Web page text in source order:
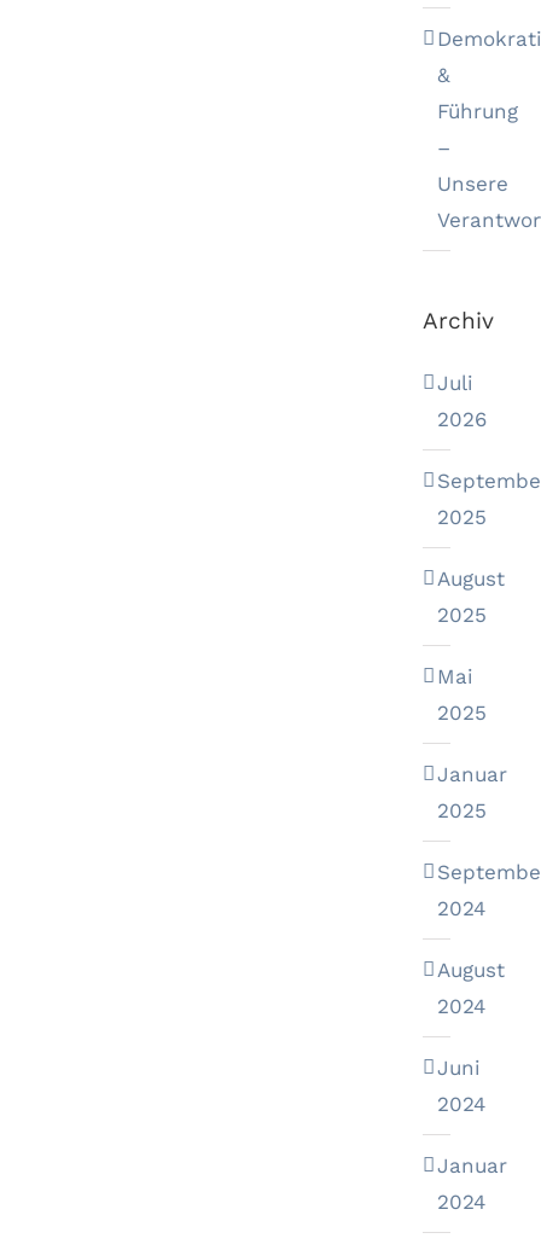
&
Führung
–
Unsere
Archiv
Juli
2026
2025
August
2025
Mai
2025
Januar
2025
2024
August
2024
Juni
2024
Januar
2024